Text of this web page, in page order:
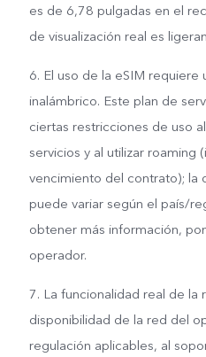
es de 6,78 pulgadas en el
de visualización real es
6. El uso de la eSIM requiere
inalámbrico. Este plan de
ciertas restricciones de uso
servicios y al utilizar roaming
vencimiento del contrato); la
puede variar según el país/
obtener más información,
operador.
7. La funcionalidad real de la
disponibilidad de la red del
regulación aplicables, al